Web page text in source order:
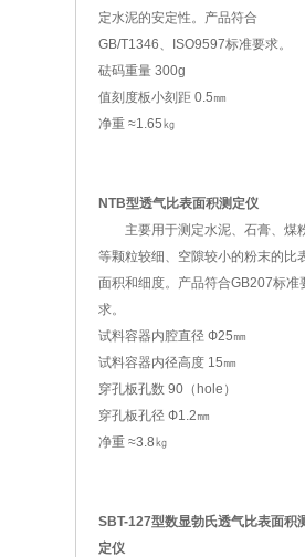
定水泥的安定性。产品符合
GB/T1346、ISO9597标准要求。
砝码重量 300g
值刻度板小刻距 0.5㎜
净重 ≈1.65㎏
NTB型透气比表面积测定仪
主要用于测定水泥、石膏、煤
等颗粒较细、空隙较小的粉末的比
面积和细度。产品符合GB207标准
求。
试料容器内腔直径 Ф25㎜
试料容器内径高度 15㎜
穿孔板孔数 90（hole）
穿孔板孔径 Ф1.2㎜
净重 ≈3.8㎏
SBT-127型数显勃氏透气比表面积
定仪